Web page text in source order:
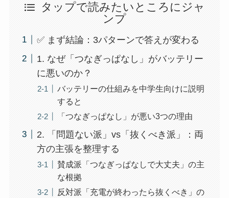
タップで読みたいところにジャ
ンプ
✅ まず結論：3パターンで答えが変わる
1. なぜ「つなぎっぱなし」がバッテリー
に悪いのか？
バッテリーの仕組みを中学生向けに説明
すると
「つなぎっぱなし」が悪い3つの理由
2. 「問題ない派」vs「抜くべき派」：両
方の主張を整理する
賛成派「つなぎっぱなしで大丈夫」の主
な根拠
反対派「充電が終わったら抜くべき」の